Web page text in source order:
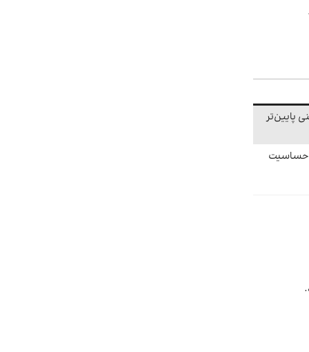
پایین‌تر
حساسیت